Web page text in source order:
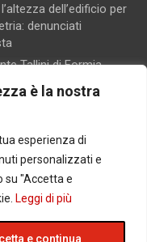
è la nostra
esperienza di
personalizzati e
su "Accetta e
Leggi di più
e continua
dell’edificio per
denunciati
Tallini di Formia,
Immacolata Arnone
classe
crisi il diniego del
200 metri quadrati